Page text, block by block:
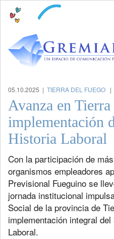
05.10.2025 | TIERRA DEL FUEGO |
Avanza en
implementación
Historia Laboral
Con la participación de
organismos empleadores
Previsional Fueguino se
jornada institucional
Social de la provincia de
implementación integral
Laboral.